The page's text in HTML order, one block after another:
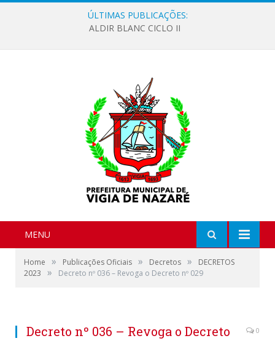
ÚLTIMAS PUBLICAÇÕES:
ALDIR BLANC CICLO II
MENU
Home » Publicações Oficiais » Decretos »
DECRETOS
2023
» Decreto nº 036 – Revoga o Decreto nº 029
Decreto nº 036 – Revoga o Decreto
0